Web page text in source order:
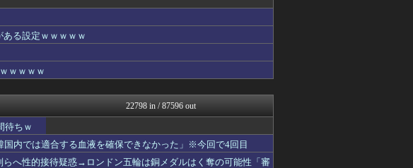
Pi...
アルファルファモザイク＠ネ...
覧券販売も消...
自動車とかっ...
トレンドの通り道
炎上
で生活...
修羅場ライフ速報
何かを思考...
資格ちゃんねる
ｗｗｗｗ
ｗｗｗｗ
女子アナお宝画像速報－5c...
アニチャット
賛の嵐ｗｗｗ...
わんこーる速報！
ある設定ｗｗｗｗｗ
ｗｗｗｗ
22798 in / 87596 out
待ちｗ
国内では適合する血液を確保できなかった」※今回で4回目
らへ性的接待疑惑→ロンドン五輪は銅メダルはく奪の可能性「審